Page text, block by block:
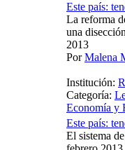
Este país:
La reforma
una
2013
PorMalena
Institución:
Categoría:
Economía y
Este país:
El sistema